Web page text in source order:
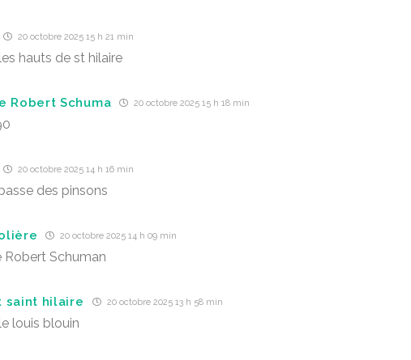
20 octobre 2025 15 h 21 min
hauts de st hilaire
Robert Schuma 20 octobre 2025 15 h 18 min
20 octobre 2025 14 h 16 min
des pinsons
20 octobre 2025 14 h 09 min
Robert Schuman
saint hilaire 20 octobre 2025 13 h 58 min
louis blouin